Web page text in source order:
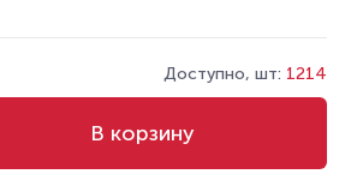
Доступно, шт: 1214
В корзину